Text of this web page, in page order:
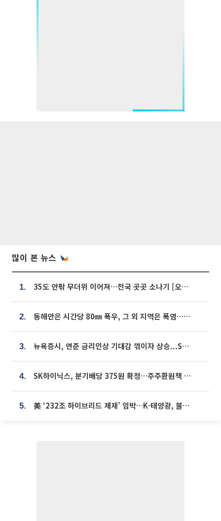
많이 본 뉴스
1. 35도 안팎 무더위 이어져…전국 곳곳 소나기 [오늘 날씨]
2. 동해안은 시간당 80㎜ 폭우, 그 외 지역은 폭염…‘극과 극 날씨’
3. 뉴욕증시, 연준 금리인상 기대감 꺾이자 상승...S&P500 사상 최고치 [종합]
4. SK하이닉스, 분기배당 375원 확정…주주환원책 9월로 앞당겨 발표
5. 美 ‘232조 하이브리드 제재’ 임박…K-태양광, 불확실성 털고 날개 다나